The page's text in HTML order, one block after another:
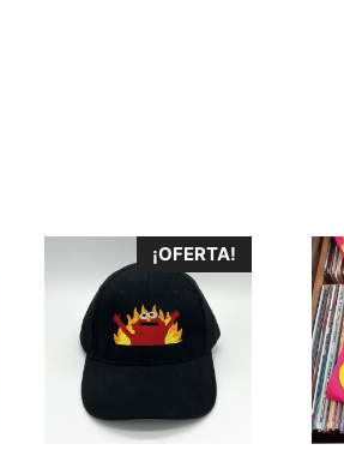
¡OFERTA!